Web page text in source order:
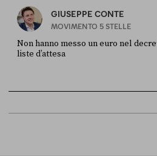
GIUSEPPE CONTE
MOVIMENTO 5 STELLE
Non hanno messo un euro nel
liste d’attesa